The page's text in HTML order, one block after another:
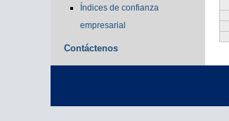
Índices de confianza
empresarial
Contáctenos